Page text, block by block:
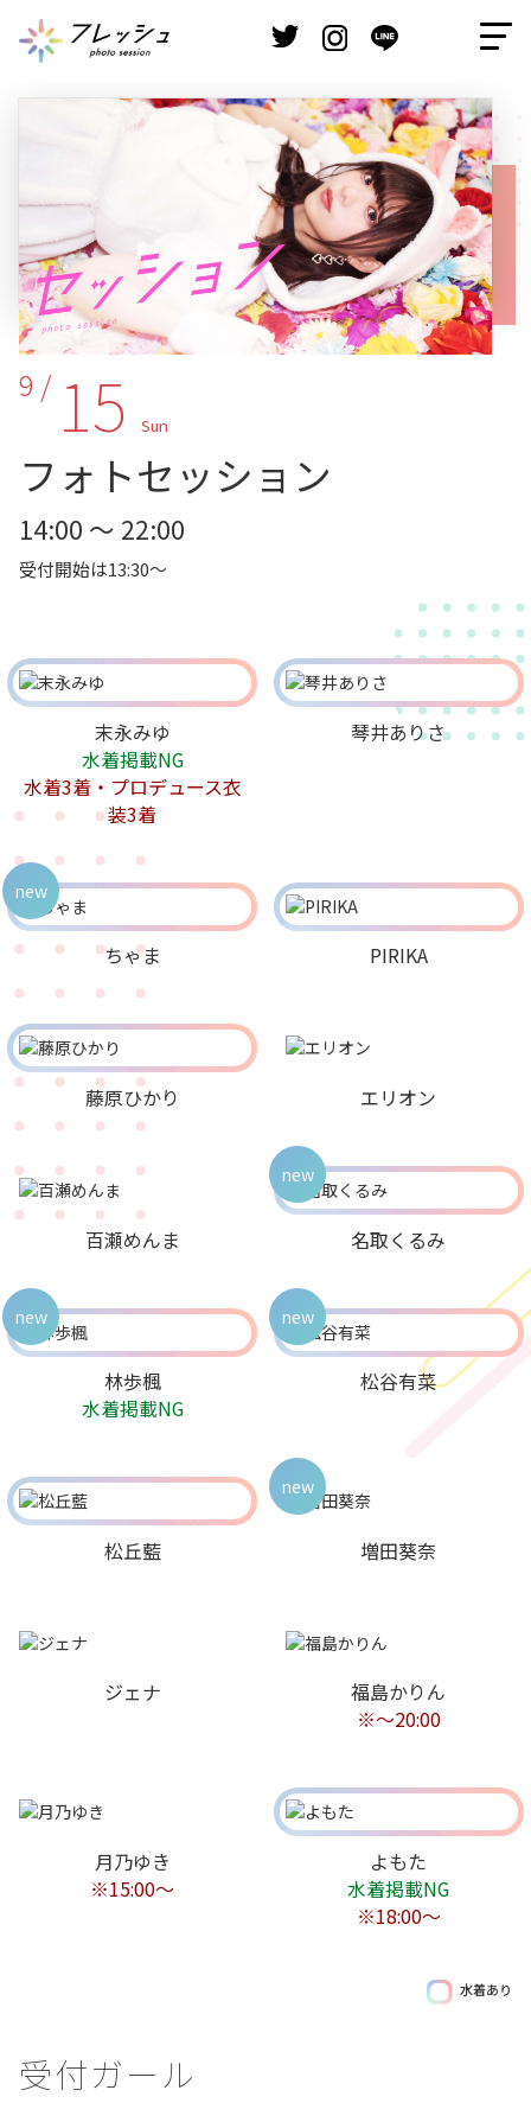
9 / 15 Sun
フォトセッション
14:00 ～ 22:00
受付開始は13:30～
末永みゆ
水着掲載NG
水着3着・プロデュース衣
装3着
琴井ありさ
ちゃま
new
PIRIKA
藤原ひかり エリオン
百瀬めんま 名取くるみ
new
林歩楓
水着掲載NG
new
松谷有菜
new
松丘藍 増田葵奈
new
ジェナ
福島かりん
※〜20:00
月乃ゆき
※15:00〜
よもた
水着掲載NG
※18:00〜
水着あり
受付ガール